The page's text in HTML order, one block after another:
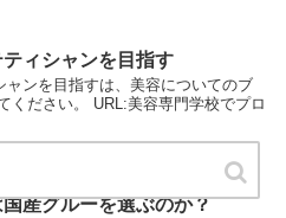
ィシャンを目指す
ンを目指すは、美容についてのブ
ください。 URL:美容専門学校でプロ
産グルーを選ぶのか？